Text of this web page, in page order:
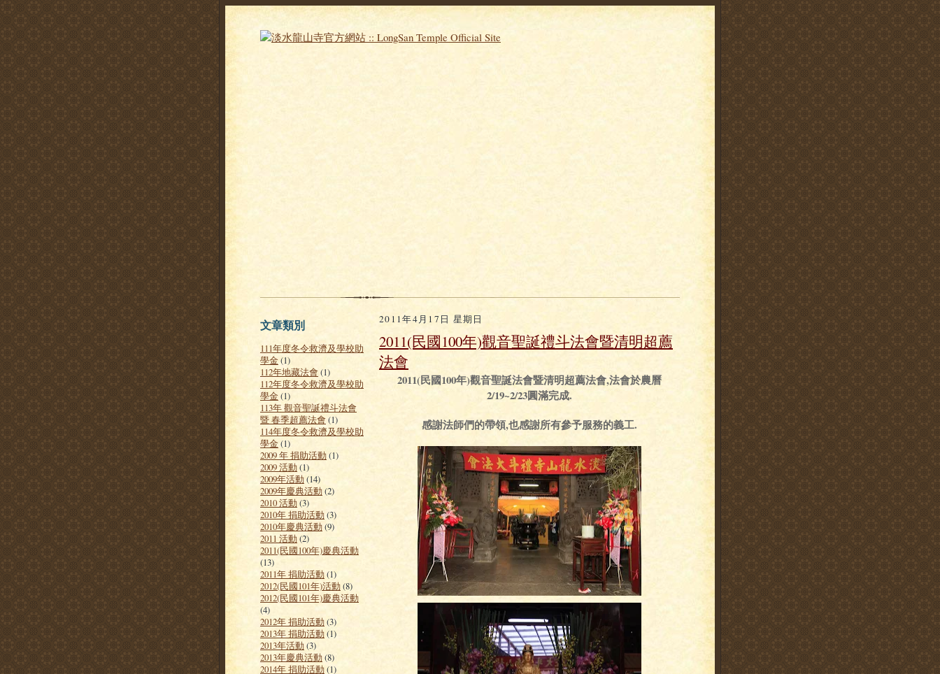
文章類別
111年度冬令救濟及學校助
學金(1)
112年地藏法會(1)
112年度冬令救濟及學校助
學金(1)
113年 觀音聖誕禮斗法會
暨 春季超薦法會 (1)
114年度冬令救濟及學校助
學金(1)
2009 年 捐助活動 (1)
2009 活動(1)
2009年活動(14)
2009年慶典活動(2)
2010 活動(3)
2010年 捐助活動 (3)
2010年慶典活動 (9)
2011 活動(2)
2011(民國100年)慶典活動
(13)
2011年 捐助活動(1)
2012(民國101年)活動(8)
2012(民國101年)慶典活動
(4)
2012年 捐助活動 (3)
2013年 捐助活動 (1)
2013年活動(3)
2013年慶典活動(8)
2014年 捐助活動(1)
2011年4月17日 星期日
2011(民國100年)觀音聖誕禮斗法會暨清明超薦
法會
2011(民國100年)觀音聖誕法會暨清明超薦法會,法會於農曆
2/19~2/23圓滿完成.
感謝法師們的帶領,也感謝所有參予服務的義工.